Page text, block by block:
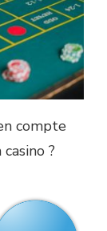
compte
?